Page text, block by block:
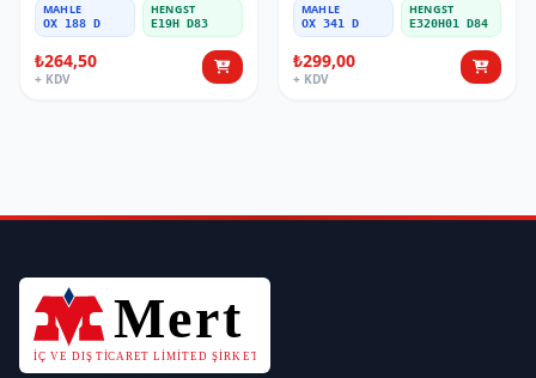
MAHLE
OX 188 D
HENGST
E19H D83
₺264,50
+ KDV
MAHLE
OX 341 D
HENGST
E320H01 D84
₺299,00
+ KDV